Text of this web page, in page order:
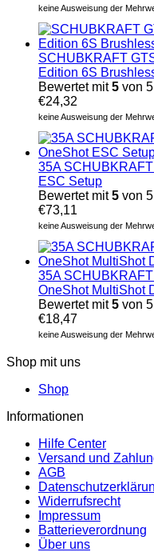
keine Ausweisung der
SCHUBKRAFT
Edition 6S
Bewertet mit5 von 5
€24,32
keine Ausweisung der
35A
ESC Setup
Bewertet mit5 von 5
€73,11
keine Ausweisung der
35A
OneShot MultiShot
Bewertet mit5 von 5
€18,47
keine Ausweisung der
Shop mit uns
Shop
Informationen
Hilfe Center
Versand und
AGB
Widerrufsrecht
Impressum
Batterieverordnung
Über uns